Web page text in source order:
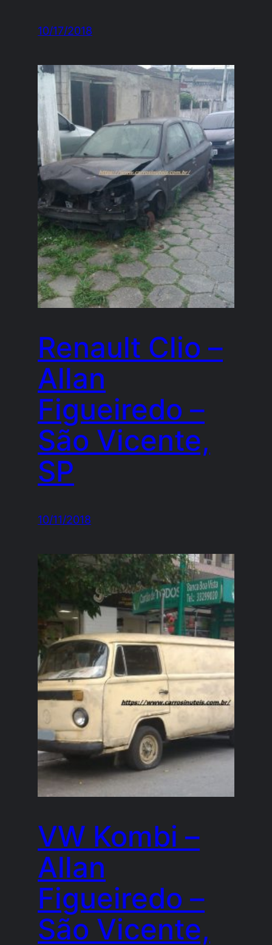
10/17/2018
Renault Clio –
Allan
Figueiredo –
São Vicente,
SP
10/11/2018
VW Kombi –
Allan
Figueiredo –
São Vicente,